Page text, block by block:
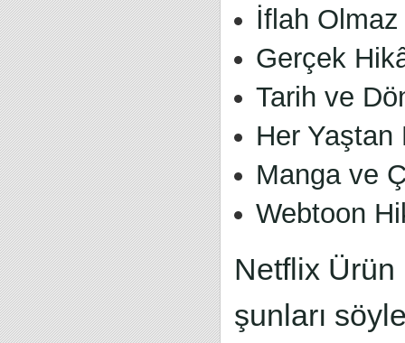
İflah
Gerçek
Tarih ve
Her Yaştan
Manga ve
Webtoon
Netflix Ürün
şunları